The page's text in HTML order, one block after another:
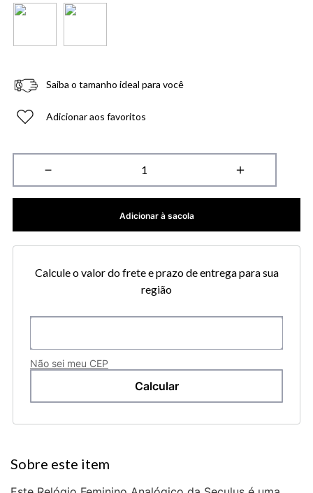
Saiba o tamanho ideal para você
Adicionar aos favoritos
＋
－
Adicionar à sacola
Calcule o valor do frete e prazo de entrega para sua
região
Não sei meu CEP